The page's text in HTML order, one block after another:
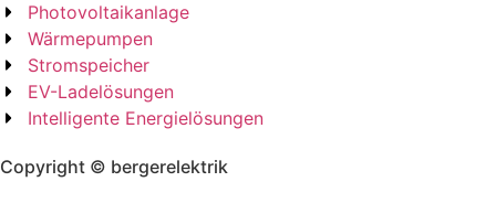
Photovoltaikanlage
Wärmepumpen
Stromspeicher
EV-Ladelösungen
Intelligente Energielösungen
Copyright © bergerelektrik